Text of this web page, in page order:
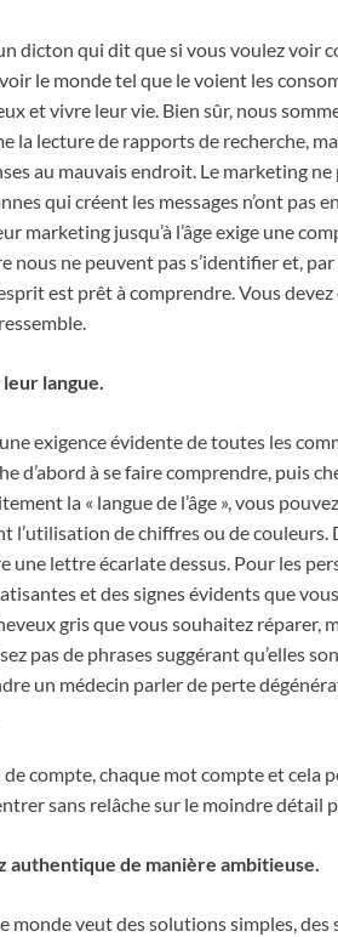
dicton qui dit que si vous voulez voir
le monde tel que le voient les
et vivre leur vie. Bien sûr, nous
la lecture de rapports de recherche,
au mauvais endroit. Le marketing
qui créent les messages n’ont pas
marketing jusqu’à l’âge exige une
nous ne peuvent pas s’identifier et,
est prêt à comprendre. Vous
langue.
une exigence évidente de toutes les
d’abord à se faire comprendre, puis
la « langue de l’âge », vous
l’utilisation de chiffres ou de
une lettre écarlate dessus. Pour les
et des signes évidents que
gris que vous souhaitez réparer,
pas de phrases suggérant qu’elles
un médecin parler de perte
de compte, chaque mot compte et cela
sans relâche sur le moindre détail
authentique de manière ambitieuse.
monde veut des solutions simples,